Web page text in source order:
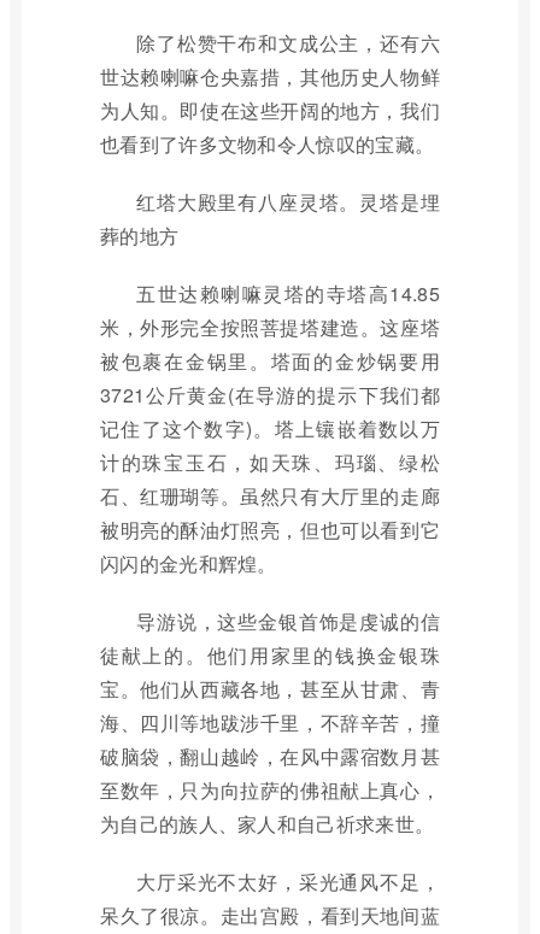
除了松赞干布和文成公主，还有六
世达赖喇嘛仓央嘉措，其他历史人物鲜
为人知。即使在这些开阔的地方，我们
也看到了许多文物和令人惊叹的宝藏。
红塔大殿里有八座灵塔。灵塔是埋
葬的地方
五世达赖喇嘛灵塔的寺塔高14.85
米，外形完全按照菩提塔建造。这座塔
被包裹在金锅里。塔面的金炒锅要用
3721公斤黄金(在导游的提示下我们都
记住了这个数字)。塔上镶嵌着数以万
计的珠宝玉石，如天珠、玛瑙、绿松
石、红珊瑚等。虽然只有大厅里的走廊
被明亮的酥油灯照亮，但也可以看到它
闪闪的金光和辉煌。
导游说，这些金银首饰是虔诚的信
徒献上的。他们用家里的钱换金银珠
宝。他们从西藏各地，甚至从甘肃、青
海、四川等地跋涉千里，不辞辛苦，撞
破脑袋，翻山越岭，在风中露宿数月甚
至数年，只为向拉萨的佛祖献上真心，
为自己的族人、家人和自己祈求来世。
大厅采光不太好，采光通风不足，
呆久了很凉。走出宫殿，看到天地间蓝